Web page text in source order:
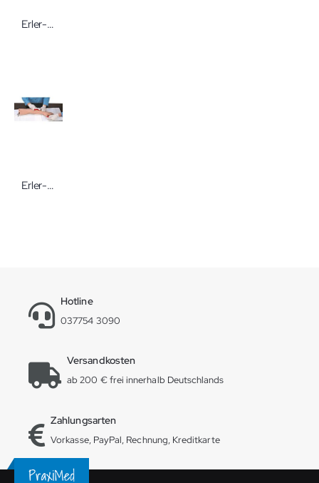
Erler-Zimmer Übungsmodell Äußere Wendung
Erler-Zimmer Blutstillungs-Arm
Hotline
037754 3090
Versandkosten
ab 200 € frei innerhalb Deutschlands
Zahlungsarten
Vorkasse, PayPal, Rechnung, Kreditkarte